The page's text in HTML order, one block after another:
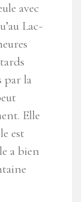
avec
Lac-
par la
Elle
est
a bien